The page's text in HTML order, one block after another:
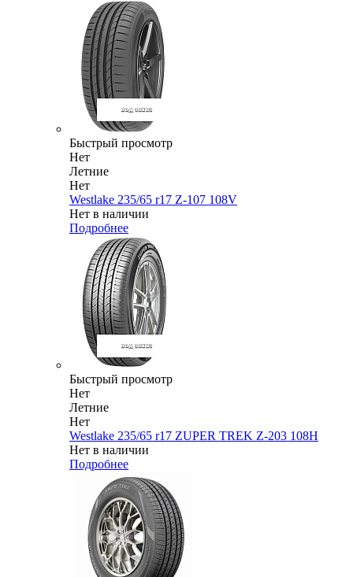
Быстрый просмотр
Нет
Летние
Нет
Westlake 235/65 r17 Z-107 108V
Нет в наличии
Подробнее
Быстрый просмотр
Нет
Летние
Нет
Westlake 235/65 r17 ZUPER TREK Z-203 108H
Нет в наличии
Подробнее